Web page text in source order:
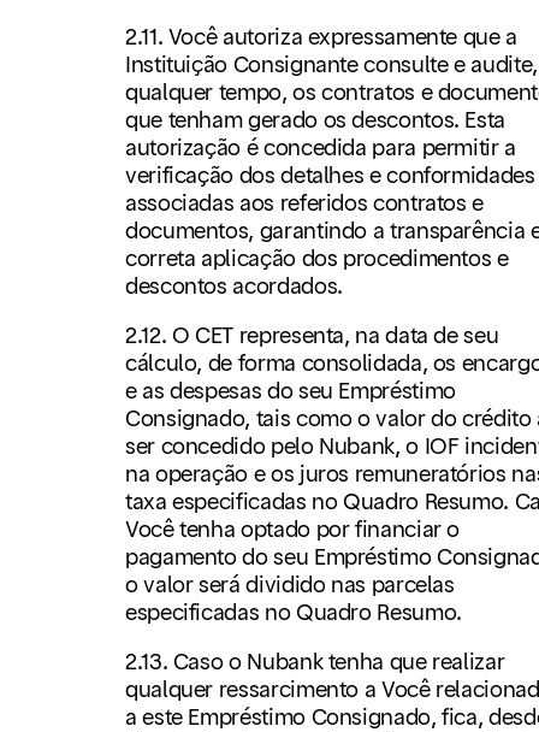
2.11. Você autoriza expressamente que a
Instituição Consignante consulte e
qualquer tempo, os contratos e
que tenham gerado os descontos. Esta
autorização é concedida para permitir a
verificação dos detalhes e conformidades
associadas aos referidos contratos e
documentos, garantindo a transparência
correta aplicação dos procedimentos e
descontos acordados.
2.12. O CET representa, na data de seu
cálculo, de forma consolidada, os
e as despesas do seu Empréstimo
Consignado, tais como o valor do crédito
ser concedido pelo Nubank, o IOF
na operação e os juros remuneratórios
taxa especificadas no Quadro Resumo.
Você tenha optado por financiar o
pagamento do seu Empréstimo
o valor será dividido nas parcelas
especificadas no Quadro Resumo.
2.13. Caso o Nubank tenha que realizar
qualquer ressarcimento a Você
a este Empréstimo Consignado, fica,